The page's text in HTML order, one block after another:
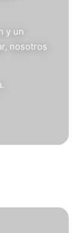
y un
nosotros